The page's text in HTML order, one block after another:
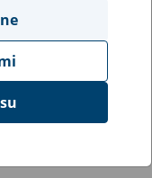
urzędu.